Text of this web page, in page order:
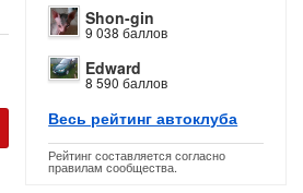
Shon-gin
9 038 баллов
Edward
8 590 баллов
Весь рейтинг автоклуба
Рейтинг составляется согласно
правилам сообщества.